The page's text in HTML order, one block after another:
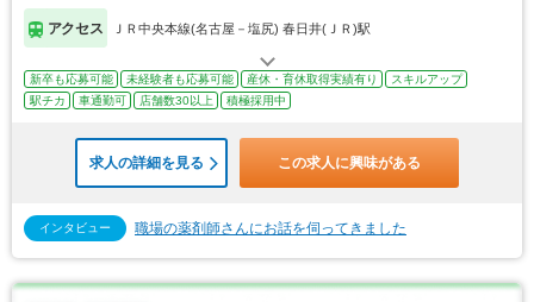
アクセス ＪＲ中央本線(名古屋－塩尻) 春日井(ＪＲ)駅
新卒も応募可能 未経験者も応募可能 産休・育休取得実績有り
スキルアップ
駅チカ
車通勤可 店舗数30以上 積極採用中
求人の詳細を見る この求人に興味がある
インタビュー 職場の薬剤師さんにお話を伺ってきました